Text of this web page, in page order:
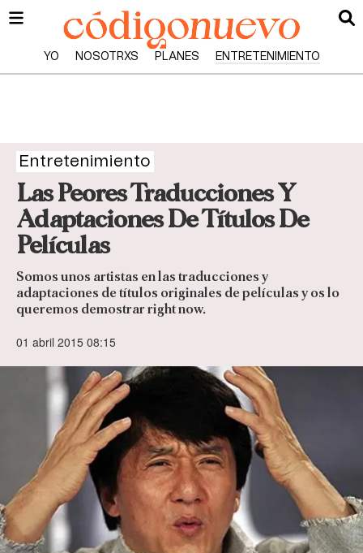
YO NOSOTRXS PLANES ENTRETENIMIENTO
Entretenimiento
Las Peores Traducciones Y
Adaptaciones De Títulos De
Películas
Somos unos artistas en las traducciones y
adaptaciones de títulos originales de películas y os lo
queremos demostrar right now.
01 abril 2015 08:15